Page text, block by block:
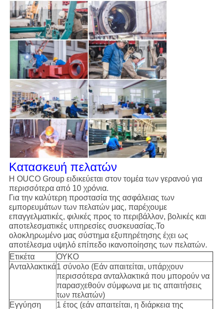
Κατασκευή πελατών
Η OUCO Group ειδικεύεται στον τομέα των γερανού για
περισσότερα από 10 χρόνια.
Για την καλύτερη προστασία της ασφάλειας των
εμπορευμάτων των πελατών μας, παρέχουμε
επαγγελματικές, φιλικές προς το περιβάλλον, βολικές και
αποτελεσματικές υπηρεσίες συσκευασίας.Το
ολοκληρωμένο μας σύστημα εξυπηρέτησης έχει ως
αποτέλεσμα υψηλό επίπεδο ικανοποίησης των πελατών.
Ετικέτα
ΟΥΚΟ
Ανταλλακτικά1 σύνολο (Εάν απαιτείται, υπάρχουν
περισσότερα ανταλλακτικά που μπορούν να
παρασχεθούν σύμφωνα με τις απαιτήσεις
των πελατών)
Εγγύηση
1 έτος (εάν απαιτείται, η διάρκεια της